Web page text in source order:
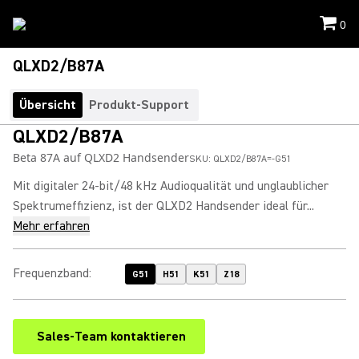
0
QLXD2/B87A
Übersicht Produkt-Support
QLXD2/B87A
Beta 87A auf QLXD2 HandsenderSKU: QLXD2/B87A=-G51
Mit digitaler 24-bit/48 kHz Audioqualität und unglaublicher
Spektrumeffizienz, ist der QLXD2 Handsender ideal für...
Mehr erfahren
Frequenzband: G51 H51 K51 Z18
Sales-Team kontaktieren